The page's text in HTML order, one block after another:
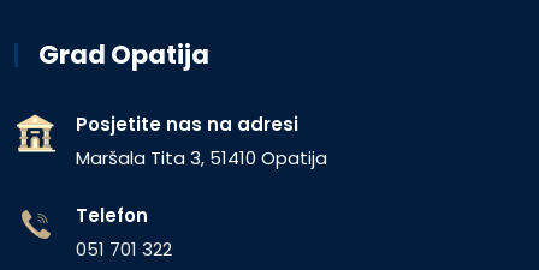
Grad Opatija
Posjetite nas na adresi
Maršala Tita 3, 51410 Opatija
Telefon
051 701 322